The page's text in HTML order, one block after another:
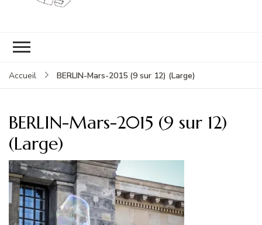
Accueil BERLIN-Mars-2015 (9 sur 12) (Large)
BERLIN-Mars-2015 (9 sur 12)
(Large)